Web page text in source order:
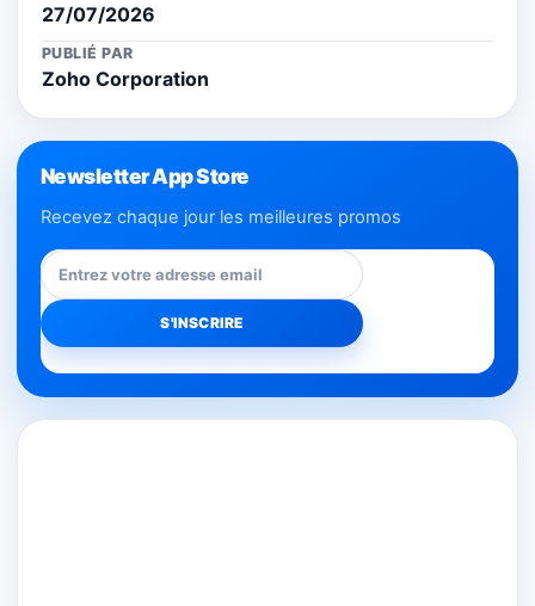
27/07/2026
PUBLIÉ PAR
Zoho Corporation
Newsletter App Store
Recevez chaque jour les meilleures promos